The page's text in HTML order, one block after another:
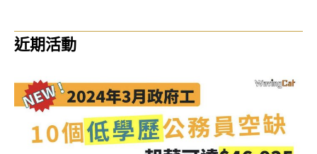
近期活動